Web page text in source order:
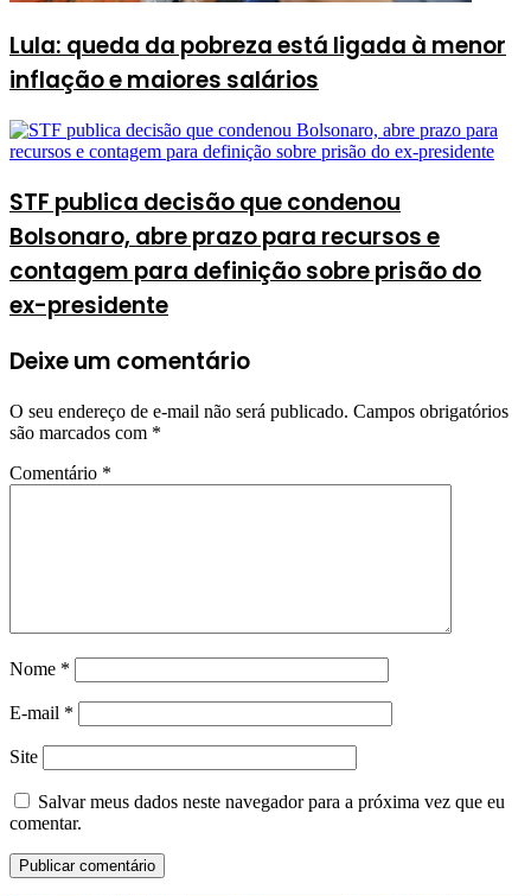
Lula: queda da pobreza está ligada à menor
inflação e maiores salários
STF publica decisão que condenou
Bolsonaro, abre prazo para recursos e
contagem para definição sobre prisão do
ex-presidente
Deixe um comentário
O seu endereço de e-mail não será publicado. Campos obrigatórios
são marcados com *
Comentário *
Nome *
E-mail *
Site
Salvar meus dados neste navegador para a próxima vez que eu
comentar.